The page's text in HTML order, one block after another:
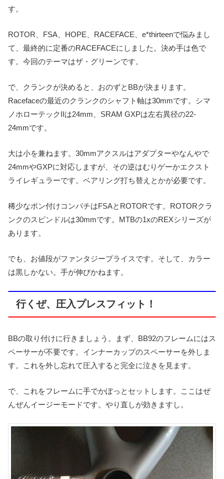
す。
ROTOR、FSA、HOPE、RACEFACE、e*thirteenで悩みまし
て、最終的に定番のRACEFACEにしました。決め手は色で
す。今回のテーマはザ・グリーンです。
で、クランクが決めると、おのずとBBが決まります。
Racefaceの最近のクランクのシャフト軸は30mmです。シマ
ノホローテックIIは24mm、SRAM GXPは左右異径の22-
24mmです。
大は小を兼ねます。30mmアクスルはアダプターやなんやで
24mmやGXPに対応しますが、その逆はむりゲーかエクスト
ライレギュラーです。ベアリング打ち替えとかが必要です。
稀少なポン付けコンパチはFSAとROTORです。ROTORクラ
ンクのスピンドルは30mmです。MTBの1xのREXシリーズが
あります。
でも、お値段がファンタジープライスです。そして、カラー
は黒しかない。手が伸びかねます。
行くぜ、圧入プレスフィット！
BBの取り付けに行きましょう。まず、BB92のフレームにはス
ペーサーが不要です。インナーカップのスペーサーを外しま
す。これを外し忘れて圧入すると完全に泣きを見ます。
で、これをフレームに手でかぽっとセットします。ここはぜ
んぜんイージーモードです。やり直しが効きますし。